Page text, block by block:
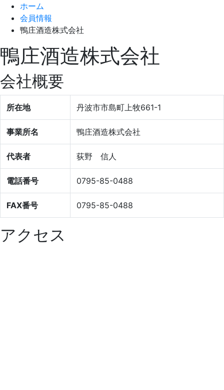
ホーム
会員情報
鴨庄酒造株式会社
鴨庄酒造株式会社
会社概要
所在地 丹波市市島町上牧661-1
事業所名 鴨庄酒造株式会社
代表者 荻野 信人
電話番号 0795-85-0488
FAX番号 0795-85-0488
アクセス